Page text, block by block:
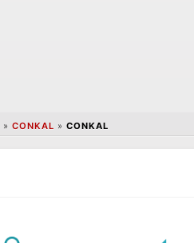
» CONKAL » CONKAL